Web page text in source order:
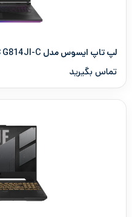
لپ تاپ ایسوس مدل ROG Strix G18 G814JI-C
تماس بگیرید